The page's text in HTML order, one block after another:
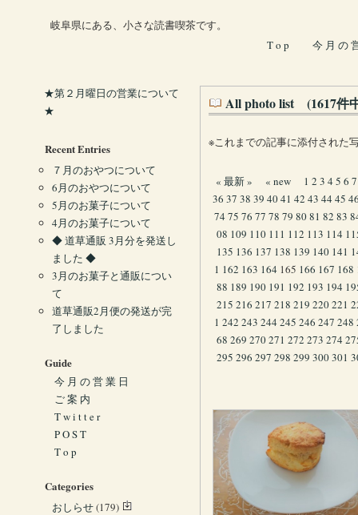
岐阜県にある、小さな読書喫茶です。
T o p
今 月 の
All photo list (1617件
※これまでの記事に添付された
« 最新 » « new 1 2 3 4 5 6 7
36 37 38 39 4041 42 43 44 45
74 75 76 77 78 79 8081 82 83
08 109 110 111 112 113 114
135 136 137 138 139 140 141
1 162 163 164 165 166 167 168
88 189 190 191 192 193 194
215 216 217 218 219 220221
1 242 243 244 245 246 247 248
68 269 270271 272 273 274
295 296 297 298 299 300301
★第２月曜日の営業について
★
Recent Entries
７月のおやつについて
6月のおやつについて
5月のお菓子について
4月のお菓子について
◆ 道草通販 3月分を発送し
ました ◆
3月のお菓子と通販につい
て
道草通販2月便の発送が完
了しました
Guide
今 月 の 営 業 日
ご 案 内
T w i t t e r
P O S T
T o p
Categories
おしらせ(179)